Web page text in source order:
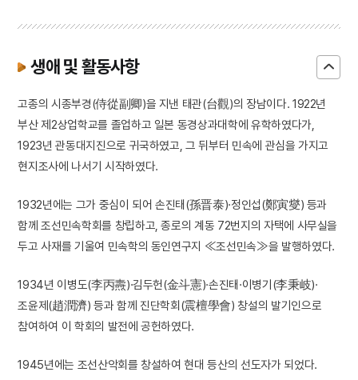
생애 및 활동사항
고종의 시종부경(侍從副卿)을 지낸 태관(台觀)의 장남이다. 1922년
부산 제2상업학교를 졸업하고 일본 동경상과대학에 유학하였다가,
1923년 관동대지진으로 귀국하였고, 그 뒤부터 민속에 관심을 가지고
현지조사에 나서기 시작하였다.
1932년에는 그가 중심이 되어 손진태(孫晋泰)·정인섭(鄭寅燮) 등과
함께 조선민속학회를 창립하고, 종로의 계동 72번지의 자택에 사무실을
두고 사재를 기울여 민속학의 동인연구지 ≪조선민속≫을 발행하였다.
1934년 이병도(李丙燾)·김두헌(金斗憲)·손진태·이병기(李秉岐)·
조윤제(趙潤濟) 등과 함께 진단학회(震檀學會) 창설의 발기인으로
참여하여 이 학회의 발전에 공헌하였다.
1945년에는 조선산악회를 창설하여 현대 등산의 선도자가 되었다.